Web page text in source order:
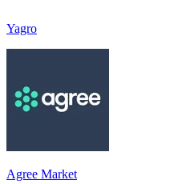
Yagro
Agree Market